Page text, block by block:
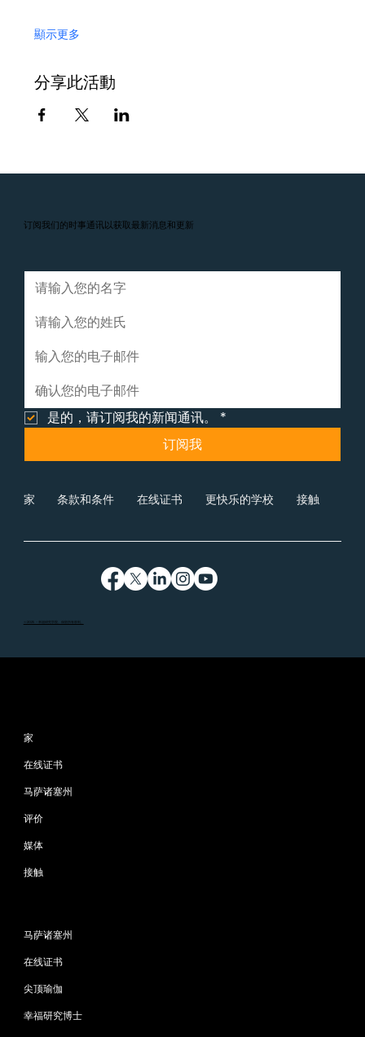
顯示更多
分享此活動
订阅我们的时事通讯以获取最新消息和更新
是的，请订阅我的新闻通讯。
*
订阅我
家 条款和条件 在线证书 更快乐的学校 接触
©2025 - 幸福研究学院。保留所有权利。
家
在线证书
马萨诸塞州
评价
媒体
接触
马萨诸塞州
在线证书
尖顶瑜伽
幸福研究博士